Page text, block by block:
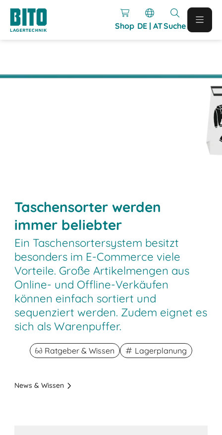
Shop DE | ATSuche
Taschensorter werden
immer beliebter
Ein Taschensortersystem besitzt
besonders im E-Commerce viele
Vorteile. Große Artikelmengen aus
Online- und Offline-Verkäufen
können einfach sortiert und
sequenziert werden. Zudem eignet es
sich als Warenpuffer.
Ratgeber & Wissen Lagerplanung
News & Wissen